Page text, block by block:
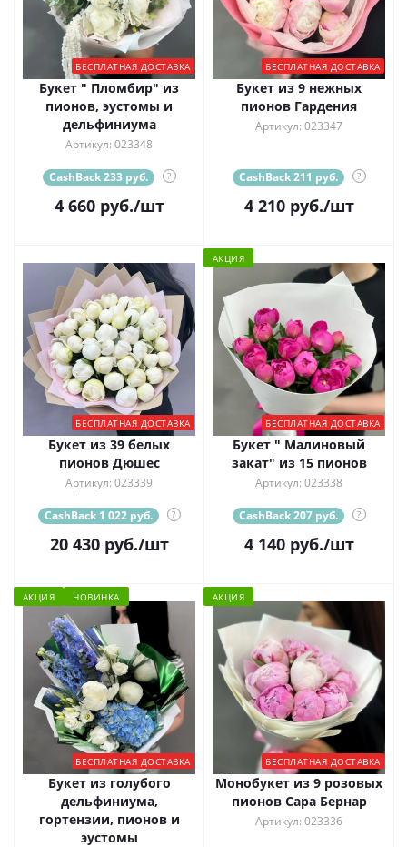
БЕСПЛАТНАЯ ДОСТАВКА
Букет " Пломбир" из
пионов, эустомы и
дельфиниума
Артикул: 023348
CashBack 233 руб. ?
4 660руб./шт
БЕСПЛАТНАЯ ДОСТАВКА
Букет из 9 нежных
пионов Гардения
Артикул: 023347
CashBack 211 руб. ?
4 210руб./шт
БЕСПЛАТНАЯ ДОСТАВКА
Букет из 39 белых
пионов Дюшес
Артикул: 023339
CashBack 1 022 руб. ?
20 430руб./шт
АКЦИЯ
БЕСПЛАТНАЯ ДОСТАВКА
Букет " Малиновый
закат" из 15 пионов
Артикул: 023338
CashBack 207 руб. ?
4 140руб./шт
АКЦИЯ НОВИНКА
БЕСПЛАТНАЯ ДОСТАВКА
Букет из голубого
дельфиниума,
гортензии, пионов и
эустомы
АКЦИЯ
БЕСПЛАТНАЯ ДОСТАВКА
Монобукет из 9 розовых
пионов Сара Бернар
Артикул: 023336